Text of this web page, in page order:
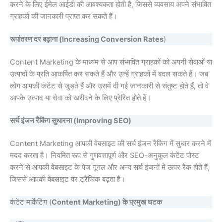
करने के लिए ईमेल आईडी की आवश्यकता होती है, जिससे व्यवसाय अपने संभावित
ग्राहकों की जानकारी प्राप्त कर सकते हैं।
रूपांतरण दर बढ़ाना (Increasing Conversion Rates)
Content Marketing के माध्यम से आप संभावित ग्राहकों को अपनी सेवाओं या
उत्पादों के प्रति आकर्षित कर सकते हैं और उन्हें ग्राहकों में बदल सकते हैं। जब
लोग आपकी कंटेंट से जुड़ते हैं और उसमें दी गई जानकारी से संतुष्ट होते हैं, तो वे
आपके उत्पाद या सेवा को खरीदने के लिए प्रेरित होते हैं।
सर्च इंजन रैंकिंग सुधारना (Improving SEO)
Content Marketing आपकी वेबसाइट की सर्च इंजन रैंकिंग में सुधार करने में
मदद करता है। नियमित रूप से गुणवत्तापूर्ण और SEO-अनुकूल कंटेंट पोस्ट
करने से आपकी वेबसाइट के पेज गूगल और अन्य सर्च इंजनों में ऊपर रैंक होते हैं,
जिससे आपकी वेबसाइट पर ट्रैफिक बढ़ता है।
कंटेंट मार्केटिंग (Content Marketing) के प्रमुख घटक